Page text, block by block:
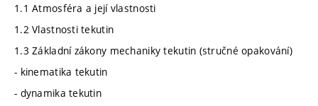
1.1 Atmosféra a její vlastnosti
1.2 Vlastnosti tekutin
1.3 Základní zákony mechaniky tekutin (stručné opakování)
- kinematika tekutin
- dynamika tekutin